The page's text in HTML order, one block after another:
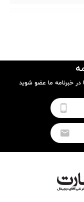
خبرنامه ما عضو شوید